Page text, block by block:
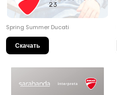
Spring Summer Ducati
Скачать